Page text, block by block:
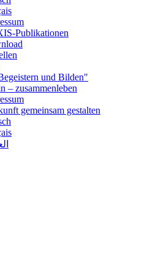
Publikationen
und Bilden"
– zusammenleben
gemeinsam gestalten